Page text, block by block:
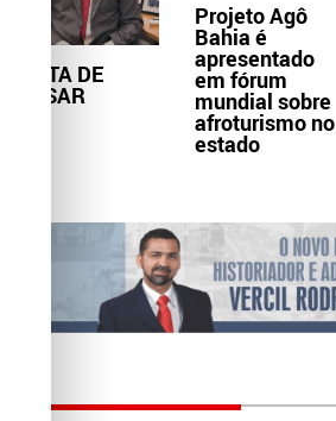
NOTA DE
PESAR
Projeto Agô
Bahia é
apresentado
em fórum
mundial sobre
afroturismo no
estado